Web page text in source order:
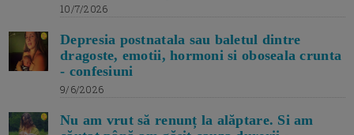
10/7/2026
Depresia postnatala sau baletul dintre
dragoste, emotii, hormoni si oboseala crunta
- confesiuni
9/6/2026
Nu am vrut să renunț la alăptare. Si am